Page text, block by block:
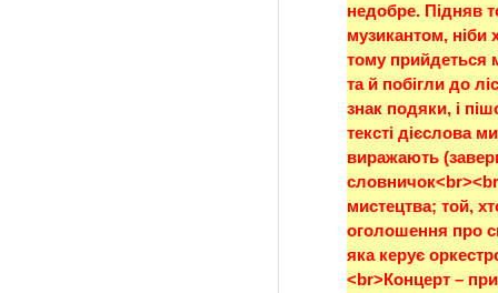
недобре. Підняв
музикантом, ніби
тому прийдеться
та й побігли до
знак подяки, і
тексті дієслова
виражають
мистецтва; той,
оголошення про
яка керує
<br>Концерт –